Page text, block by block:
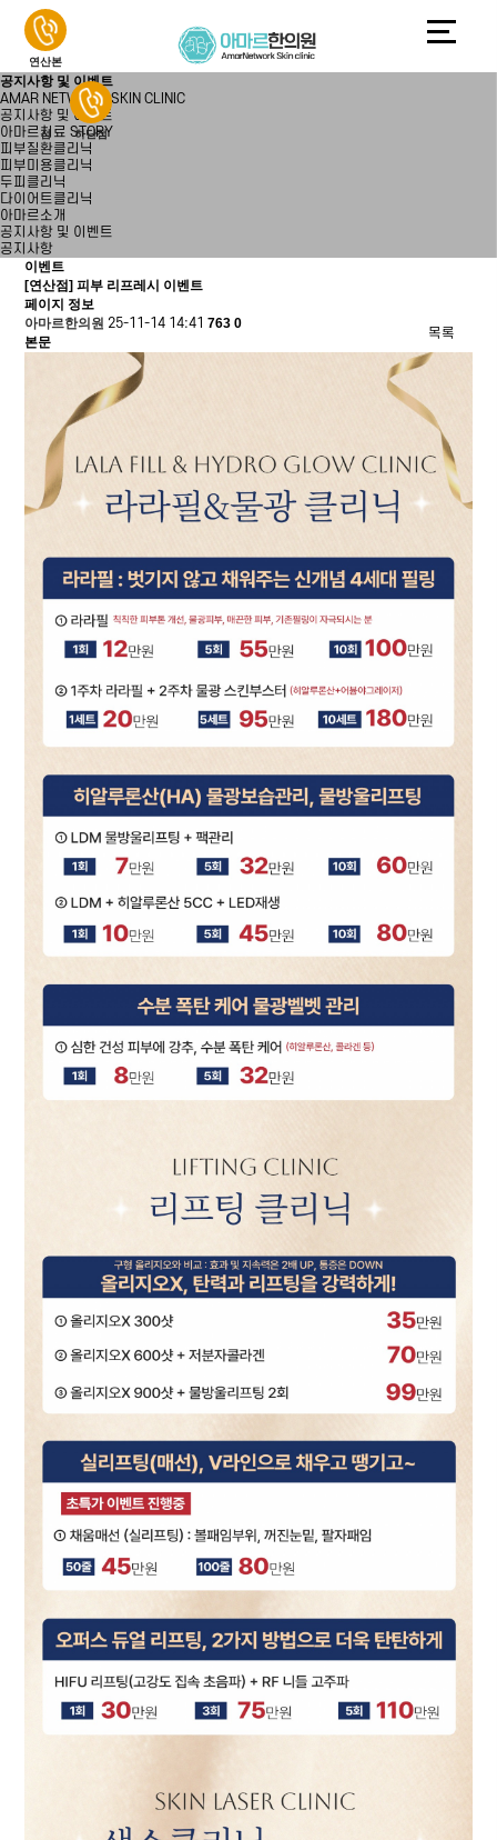
연산본
점 하단점
공지사항 및 이벤트
AMAR NETWORK SKIN CLINIC
공지사항 및 이벤트
아마르치료 STORY
피부질환클리닉
피부미용클리닉
두피클리닉
다이어트클리닉
아마르소개
공지사항 및 이벤트
공지사항
이벤트
목록
[연산점] 피부 리프레시 이벤트
페이지 정보
아마르한의원 25-11-14 14:41763 0
본문